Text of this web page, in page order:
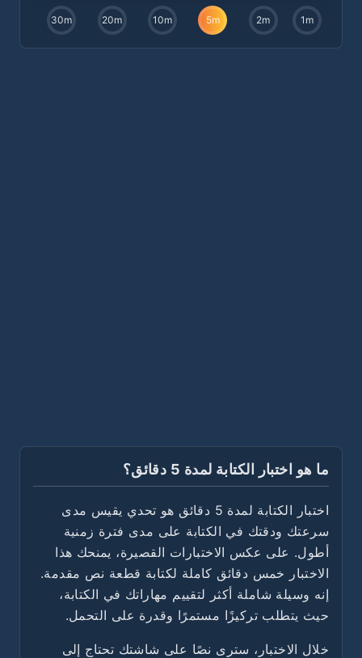
1 m
2m
5m
10m
20m
30m
ما هو اختبار الكتابة لمدة 5 دقائق؟
اختبار الكتابة لمدة 5 دقائق هو تحدي يقيس مدى
سرعتك ودقتك في الكتابة على مدى فترة زمنية
أطول. على عكس الاختبارات القصيرة، يمنحك هذا
الاختبار خمس دقائق كاملة لكتابة قطعة نص مقدمة.
إنه وسيلة شاملة أكثر لتقييم مهاراتك في الكتابة،
حيث يتطلب تركيزًا مستمرًا وقدرة على التحمل.
خلال الاختبار، سترى نصًا على شاشتك تحتاج إلى